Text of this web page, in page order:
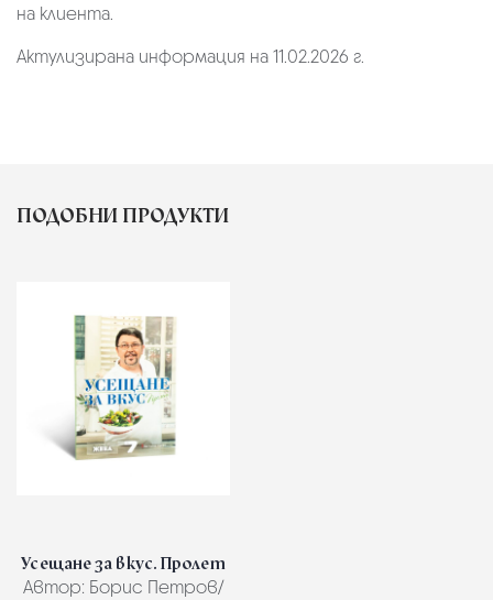
на клиента.
Актулизирана информация на 11.02.2026 г.
ПОДОБНИ ПРОДУКТИ
Усещане за вкус. Пролет
Автор: Борис Петров/